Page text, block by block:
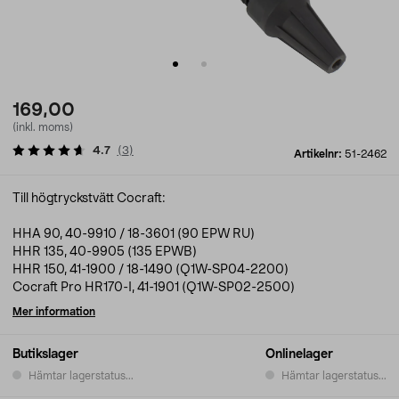
169,00
(inkl. moms)
Artikelnr: 51-2462
4.7 (3)
Butikslager
Hämtar lagerstatus...
Onlinelager
Hämtar lagerstatus...
Till högtryckstvätt Cocraft:
HHA 90, 40-9910 / 18-3601 (90 EPW RU)
HHR 135, 40-9905 (135 EPWB)
HHR 150, 41-1900 / 18-1490 (Q1W-SP04-2200)
Cocraft Pro HR170-I, 41-1901 (Q1W-SP02-2500)
Mer information